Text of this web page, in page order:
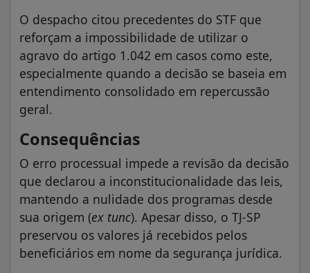
O despacho citou precedentes do STF que
reforçam a impossibilidade de utilizar o
agravo do artigo 1.042 em casos como este,
especialmente quando a decisão se baseia em
entendimento consolidado em repercussão
geral.
Consequências
O erro processual impede a revisão da decisão
que declarou a inconstitucionalidade das leis,
mantendo a nulidade dos programas desde
sua origem (ex tunc). Apesar disso, o TJ-SP
preservou os valores já recebidos pelos
beneficiários em nome da segurança jurídica.